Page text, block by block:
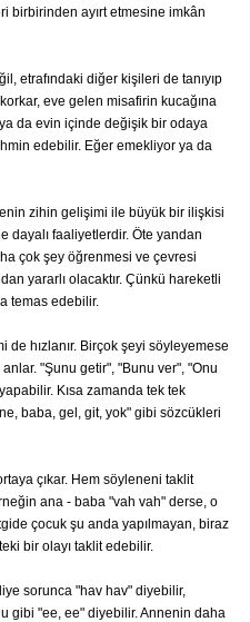
birbirinden ayırt etmesine imkân
etrafındaki diğer kişileri de tanıyıp
eve gelen misafirin kucağına
da evin içinde değişik bir odaya
edebilir. Eğer emekliyor ya da
zihin gelişimi ile büyük bir ilişkisi
dayalı faaliyetlerdir. Öte yandan
çok şey öğrenmesi ve çevresi
yararlı olacaktır. Çünkü hareketli
temas edebilir.
hızlanır. Birçok şeyi söyleyemese
"Şunu getir", "Bunu ver", "Onu
Kısa zamanda tek tek
baba, gel, git, yok" gibi sözcükleri
çıkar. Hem söyleneni taklit
ana - baba "vah vah" derse, o
çocuk şu anda yapılmayan, biraz
bir olayı taklit edebilir.
sorunca "hav hav" diyebilir,
gibi "ee, ee" diyebilir. Annenin daha